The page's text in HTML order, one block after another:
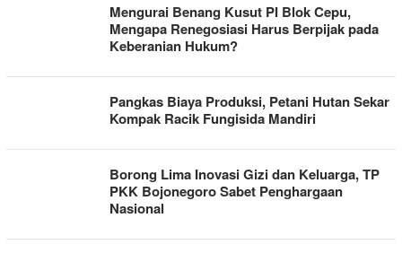
MEDIAPANTURA.COMMengurai Benang Kusut PI Blok Cepu,
Mengapa Renegosiasi Harus Berpijak pada
Keberanian Hukum?
Pangkas Biaya Produksi, Petani Hutan Sekar
Kompak Racik Fungisida Mandiri
Borong Lima Inovasi Gizi dan Keluarga, TP
PKK Bojonegoro Sabet Penghargaan
Nasional